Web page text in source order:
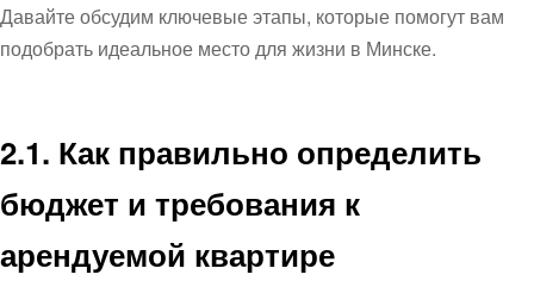
Давайте обсудим ключевые этапы, которые помогут вам
подобрать идеальное место для жизни в Минске.
2.1. Как правильно определить
бюджет и требования к
арендуемой квартире